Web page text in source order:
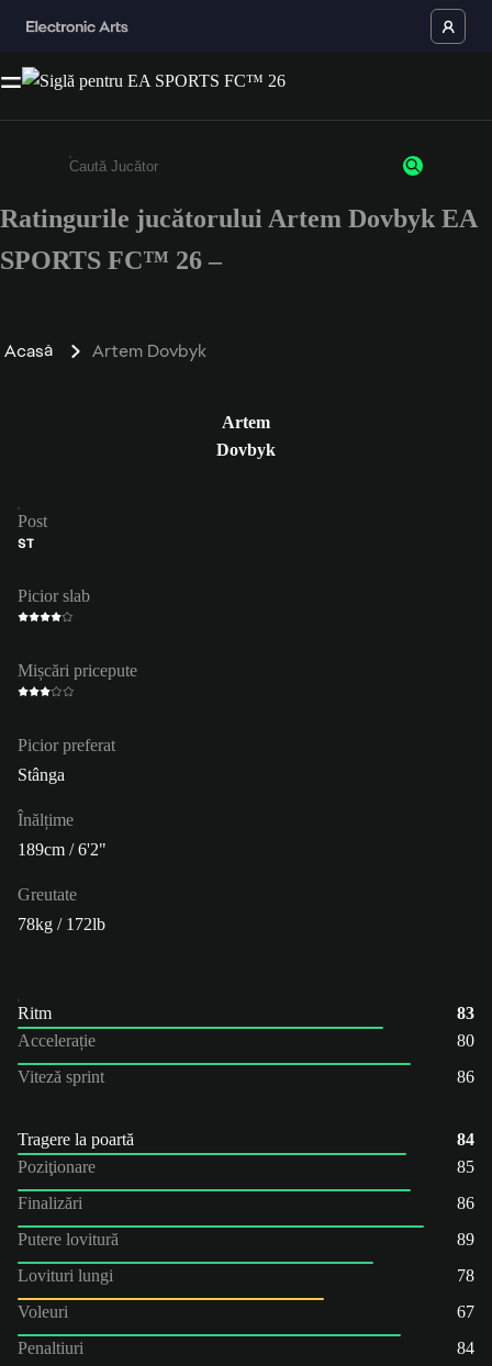
Enter a minimum of 3 characters or numbers
Ratingurile jucătorului Artem Dovbyk EA
SPORTS FC™ 26 –
Acasă Artem Dovbyk
Artem
Dovbyk
Post
ST
Picior slab
Mișcări pricepute
Picior preferat
Stânga
Înălțime
189cm / 6'2"
Greutate
78kg / 172lb
Ritm
83
Accelerație
80
Viteză sprint
86
Tragere la poartă
84
Poziţionare
85
Finalizări
86
Putere lovitură
89
Lovituri lungi
78
Voleuri
67
Penaltiuri
84